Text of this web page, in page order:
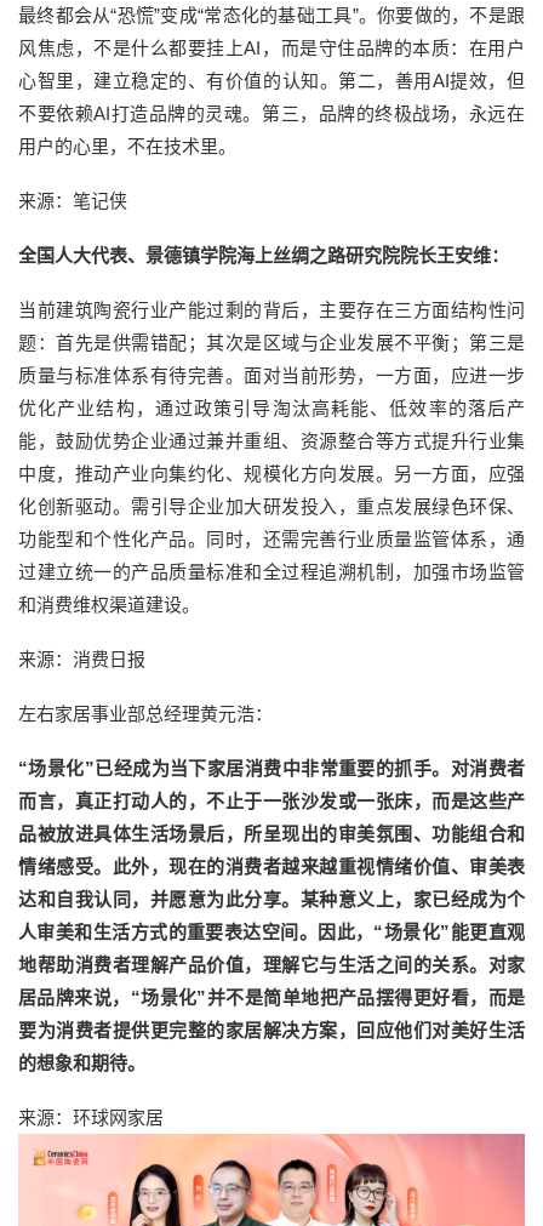
最终都会从“恐慌”变成“常态化的基础工具”。你要做的，不是跟
风焦虑，不是什么都要挂上AI，而是守住品牌的本质：在用户
心智里，建立稳定的、有价值的认知。第二，善用AI提效，但
不要依赖AI打造品牌的灵魂。第三，品牌的终极战场，永远在
用户的心里，不在技术里。
来源：笔记侠
全国人大代表、景德镇学院海上丝绸之路研究院院长王安维：
当前建筑陶瓷行业产能过剩的背后，主要存在三方面结构性问
题：首先是供需错配；其次是区域与企业发展不平衡；第三是
质量与标准体系有待完善。面对当前形势，一方面，应进一步
优化产业结构，通过政策引导淘汰高耗能、低效率的落后产
能，鼓励优势企业通过兼并重组、资源整合等方式提升行业集
中度，推动产业向集约化、规模化方向发展。另一方面，应强
化创新驱动。需引导企业加大研发投入，重点发展绿色环保、
功能型和个性化产品。同时，还需完善行业质量监管体系，通
过建立统一的产品质量标准和全过程追溯机制，加强市场监管
和消费维权渠道建设。
来源：消费日报
左右家居事业部总经理黄元浩：
“场景化”已经成为当下家居消费中非常重要的抓手。对消费者
而言，真正打动人的，不止于一张沙发或一张床，而是这些产
品被放进具体生活场景后，所呈现出的审美氛围、功能组合和
情绪感受。此外，现在的消费者越来越重视情绪价值、审美表
达和自我认同，并愿意为此分享。某种意义上，家已经成为个
人审美和生活方式的重要表达空间。因此，“场景化”能更直观
地帮助消费者理解产品价值，理解它与生活之间的关系。对家
居品牌来说，“场景化”并不是简单地把产品摆得更好看，而是
要为消费者提供更完整的家居解决方案，回应他们对美好生活
的想象和期待。
来源：环球网家居